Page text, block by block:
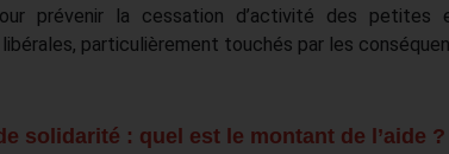
prévenir la cessation d’activité des petites
particulièrement touchés par les
solidarité : quel est le montant de l’aide ?